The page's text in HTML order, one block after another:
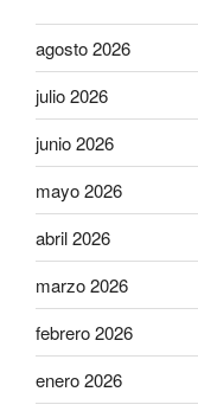
agosto 2026
julio 2026
junio 2026
mayo 2026
abril 2026
marzo 2026
febrero 2026
enero 2026